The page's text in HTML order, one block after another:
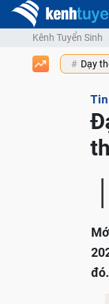
Kênh Tuyển Sinh
Dạy
đó.